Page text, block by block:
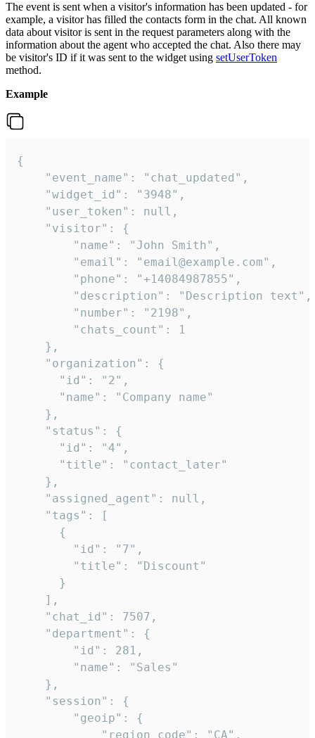
The event is sent when a visitor's information has been updated - for
example, a visitor has filled the contacts form in the chat. All known
data about visitor is sent in the request parameters along with the
information about the agent who accepted the chat. Also there may
be visitor's ID if it was sent to the widget using setUserToken
method.
Example
{
    "event_name": "chat_updated",
    "widget_id": "3948",
    "user_token": null,
    "visitor": {
        "name": "John Smith",
        "email": "email@example.com",
        "phone": "+14084987855",
        "description": "Description text",
        "number": "2198",
        "chats_count": 1
    },
    "organization": {
      "id": "2",
      "name": "Company name"
    },
    "status": {
      "id": "4",
      "title": "contact_later"
    },
    "assigned_agent": null,
    "tags": [
      {
        "id": "7",
        "title": "Discount"
      }
    ],
    "chat_id": 7507,
    "department": {
        "id": 281,
        "name": "Sales"
    },
    "session": {
        "geoip": {
            "region_code": "CA",